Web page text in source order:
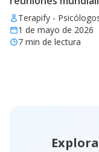
Terapify -
1 de mayo de 2026
7 min de lectura